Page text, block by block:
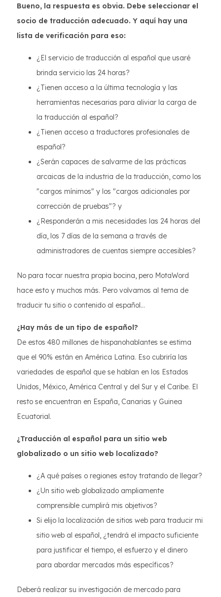
Bueno, la respuesta es obvia. Debe seleccionar el
socio de traducción adecuado. Y aquí hay una
lista de verificación para eso:
¿El servicio de traducción al español que usaré
brinda servicio las 24 horas?
¿Tienen acceso a la última tecnología y las
herramientas necesarias para aliviar la carga de
la traducción al español?
¿Tienen acceso a traductores profesionales de
español?
¿Serán capaces de salvarme de las prácticas
arcaicas de la industria de la traducción, como los
"cargos mínimos" y los "cargos adicionales por
corrección de pruebas"? y
¿Responderán a mis necesidades las 24 horas del
día, los 7 días de la semana a través de
administradores de cuentas siempre accesibles?
No para tocar nuestra propia bocina, pero MotaWord
hace esto y muchos más. Pero volvamos al tema de
traducir tu sitio o contenido al español...
¿Hay más de un tipo de español?
De estos 480 millones de hispanohablantes se estima
que el 90% están en América Latina. Eso cubriría las
variedades de español que se hablan en los Estados
Unidos, México, América Central y del Sur y el Caribe. El
resto se encuentran en España, Canarias y Guinea
Ecuatorial.
¿Traducción al español para un sitio web
globalizado o un sitio web localizado?
¿A qué países o regiones estoy tratando de llegar?
¿Un sitio web globalizado ampliamente
comprensible cumplirá mis objetivos?
Si elijo la localización de sitios web para traducir mi
sitio web al español, ¿tendrá el impacto suficiente
para justificar el tiempo, el esfuerzo y el dinero
para abordar mercados más específicos?
Deberá realizar su investigación de mercado para